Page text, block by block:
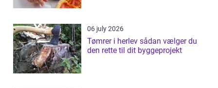
06 july 2026
Tømrer i herlev sådan vælger du
den rette til dit byggeprojekt